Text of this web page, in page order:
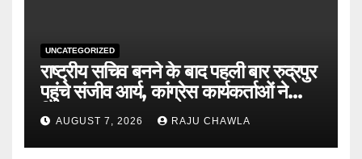
UNCATEGORIZED
राष्ट्रीय सचिव बनने के बाद पहली बार रुद्रपुर
पहुंचे संजीव आर्य, कांग्रेस कार्यकर्ताओं ने
किया भव्य स्वागत
AUGUST 7, 2026 RAJU CHAWLA